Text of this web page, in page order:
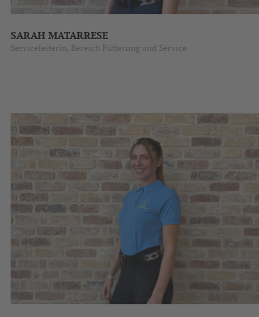
SARAH MATARRESE
Serviceleiterin, Bereich Fütterung und Service